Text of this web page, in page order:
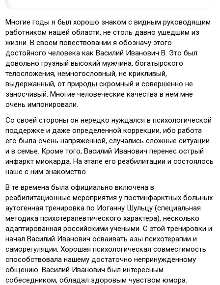
Многие годы я был хорошо знаком с видным руководящим
работником нашей области, не столь давно ушедшим из
жизни. В своем повествовании я обозначу этого
достойного человека как Василий Иванович В. Это был
довольно грузный высокий мужчина, богатырского
телосложения, немногословный, не крикливый,
выдержанный, от природы скромный и совершенно не
заносчивый. Многие человеческие качества в нем мне
очень импонировали.
Со своей стороны он нередко нуждался в психологической
поддержке и даже определенной коррекции, ибо работа
его была очень напряженной, случались сложные ситуации
и в семье. Кроме того, Василий Иванович перенес острый
инфаркт миокарда. На этапе его реабилитации и состоялось
наше с ним знакомство.
В те времена была официально включена в
реабилитационные мероприятия у постинфарктных больных
аутогенная тренировка по Иоганну Шульцу (специальная
методика психотерапевтического характера), несколько
адаптированная российскими учеными. С этой тренировки и
начал Василий Иванович осваивать азы психотерапии и
саморегуляции. Хорошая психологическая совместимость
способствовала нашему достаточно непринужденному
общению. Василий Иванович был интересным
собеседником, обладал здоровым чувством юмора.